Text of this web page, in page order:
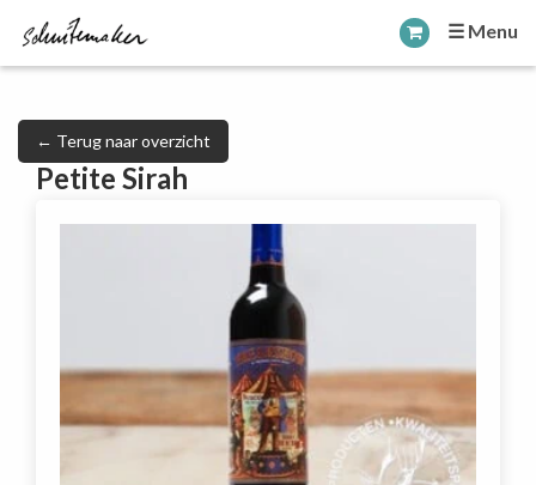
☰ Menu
← Terug naar overzicht
Petite Sirah